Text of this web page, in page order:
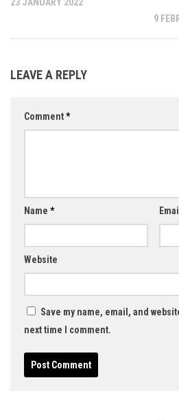
23 JANUARY 2022
9
LEAVE A REPLY
Comment*
Name * Email
Website
Save my name, email, and
next time I comment.